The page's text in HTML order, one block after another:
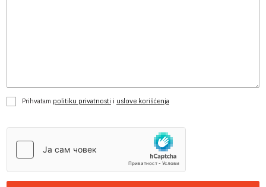
Prihvatam politiku privatnosti i uslove korišćenja